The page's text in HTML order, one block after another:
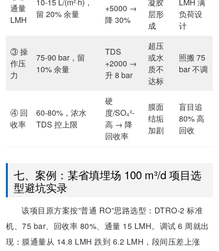
通量
LMH
留 20% 余量
+5000 →
降 30%
层形
成
负荷设
计
③ 操
作压
力
75-90 bar，留
10% 余量
TDS
+2000 →
升 8 bar
超压
或水
质不
达标
照搬 75
bar 不调
④ 回
收率
60-80%，浓水
TDS 控上限
硬
度/SO₄²-
高 → 降
回收率
膜面
结垢
加剧
盲目追
80% 高
回收
七、案例：某省填埋场 100 m³/d 项目选
型避坑实录
该项目原方案按”普通 RO”思路选型：DTRO-2 标准
机、75 bar、回收率 80%、通量 15 LMH。调试 6 周就出
现：膜通量从 14.8 LMH 跌到 6.2 LMH，段间压差上涨